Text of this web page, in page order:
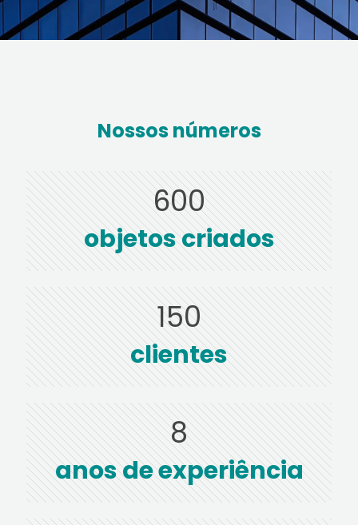
Nossos números
600
objetos criados
150
clientes
8
anos de experiência